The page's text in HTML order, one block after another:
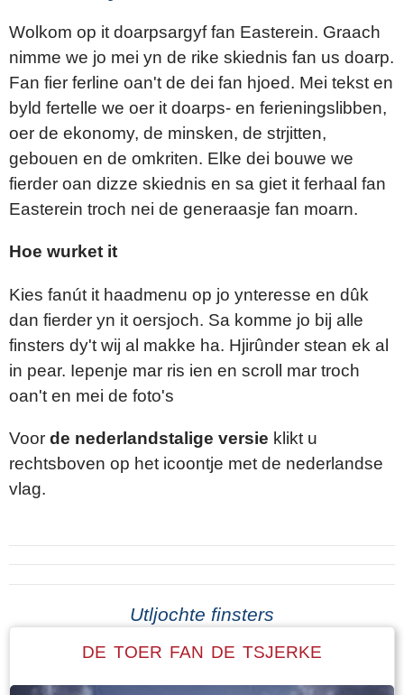
Wolkom op it doarpsargyf fan Easterein. Graach
nimme we jo mei yn de rike skiednis fan us doarp.
Fan fier ferline oan't de dei fan hjoed. Mei tekst en
byld fertelle we oer it doarps- en ferieningslibben,
oer de ekonomy, de minsken, de strjitten,
gebouen en de omkriten. Elke dei bouwe we
fierder oan dizze skiednis en sa giet it ferhaal fan
Easterein troch nei de generaasje fan moarn.
Hoe wurket it
Kies fanút it haadmenu op jo ynteresse en dûk
dan fierder yn it oersjoch. Sa komme jo bij alle
finsters dy't wij al makke ha. Hjirûnder stean ek al
in pear. Iepenje mar ris ien en scroll mar troch
oan't en mei de foto's
Voor de nederlandstalige versie klikt u
rechtsboven op het icoontje met de nederlandse
vlag.
Utljochte finsters
DE TOER FAN DE TSJERKE